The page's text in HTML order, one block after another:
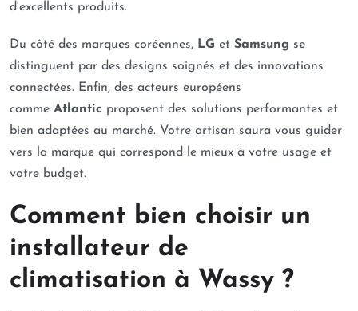
d'excellents produits.
Du côté des marques coréennes, LG et Samsung se
distinguent par des designs soignés et des innovations
connectées. Enfin, des acteurs européens
comme Atlantic proposent des solutions performantes et
bien adaptées au marché. Votre artisan saura vous guider
vers la marque qui correspond le mieux à votre usage et
votre budget.
Comment bien choisir un
installateur de
climatisation à Wassy ?